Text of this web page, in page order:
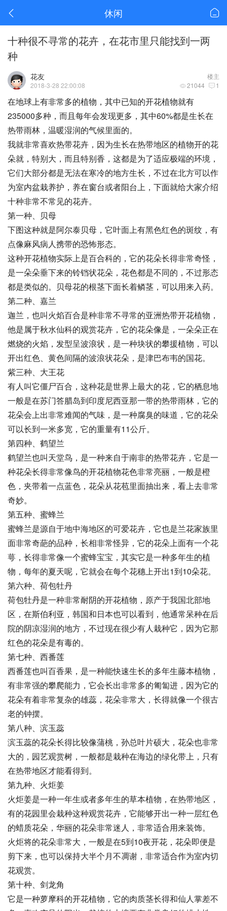
休闲
十种很不寻常的花卉，在花市里只能找到一两
种
楼主
花友
21044 1
2018-3-28 22:00:08
在地球上有非常多的植物，其中已知的开花植物就有
235000多种，而且每年会发现更多，其中60%都是生长在
热带雨林，温暖湿润的气候里面的。
我就非常喜欢热带花卉，因为生长在热带地区的植物开的花
朵就，特别大，而且特别香，这都是为了适应极端的环境，
它们大部分都是无法在寒冷的地方生长，不过在北方可以作
为室内盆栽养护，养在窗台或者阳台上，下面就给大家介绍
十种非常不常见的花卉。
第一种、贝母
下图这种就是阿尔泰贝母，它叶面上有黑色红色的斑纹，有
点像麻风病人携带的恐怖形态。
这种开花植物实际上是百合科的，它的花朵长得非常奇怪，
是一朵朵垂下来的铃铛状花朵，花色都是不同的，不过形态
都是类似的。贝母花的根茎下面长着鳞茎，可以用来入药。
第二种、嘉兰
迦兰，也叫火焰百合是种非常不寻常的亚洲热带开花植物，
他是属于秋水仙科的观赏花卉，它的花朵像是，一朵朵正在
燃烧的火焰，发型呈波浪状，是一种块状的攀援植物，可以
开出红色、黄色间隔的波浪状花朵，是津巴布韦的国花。
紫三种、大王花
有人叫它僵尸百合，这种花是世界上最大的花，它的栖息地
一般是在苏门答腊岛到印度尼西亚那一带的热带雨林，它的
花朵会上出非常难闻的气味，是一种腐臭的味道，它的花朵
可以长到一米多宽，它的重量有11公斤。
第四种、鹤望兰
鹤望兰也叫天堂鸟，是一种来自于南非的热带花卉，它是一
种花朵长得非常像鸟的开花植物花色非常亮丽，一般是橙
色，夹带着一点蓝色，花朵从花苞里面抽出来，看上去非常
奇妙。
第五种、蜜蜂兰
蜜蜂兰是源自于地中海地区的可爱花卉，它也是兰花家族里
面非常奇葩的品种，长相非常怪异，它的花朵上面有一个花
萼，长得非常像一个蜜蜂宝宝，其实它是一种多年生的植
物，每年的夏天呢，它就会在每个花穗上开出1到10朵花。
第六种、荷包牡丹
荷包牡丹是一种非常耐阴的开花植物，原产于我国北部地
区，在斯伯利亚，韩国和日本也可以看到，他通常呆种在后
院的阴凉湿润的地方，不过现在很少有人栽种它，因为它那
红色的花朵是有毒的。
第七种、西番莲
西番莲也叫百香果，是一种能快速生长的多年生藤本植物，
有非常强的攀爬能力，它会长出非常多的匍匐进，因为它的
花朵有着非常复杂的雄蕊，花朵非常大，长得就像一个很古
老的钟摆。
第八种、滨玉蕊
滨玉蕊的花朵长得比较像蒲桃，孙总叶片硕大，花朵也非常
大的，园艺观赏树，一般都是栽种在海边的绿化带上，只有
在热带地区才能看得到。
第九种、火炬姜
火炬姜是一种一年生或者多年生的草本植物，在热带地区，
有的花园里会栽种这种观赏花卉，它能够开出一种一层红色
的蜡质花朵，华丽的花朵非常迷人，非常适合用来装饰。
火炬将的花朵非常大，一般是在5到10夜开花，花朵即便是
剪下来，也可以保持大半个月不凋谢，非常适合作为室内切
花观赏。
第十种、剑龙角
它是一种萝摩科的开花植物，它的肉质茎长得和仙人掌差不